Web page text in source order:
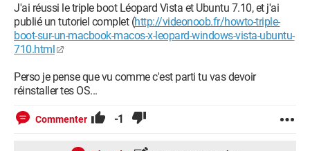
J'ai réussi le triple boot Léopard Vista et Ubuntu 7.10, et j'ai
publié un tutoriel complet (http://videonoob.fr/howto-triple-
boot-sur-un-macbook-macos-x-leopard-windows-vista-ubuntu-
710.html
Perso je pense que vu comme c'est parti tu vas devoir
réinstaller tes OS...
Commenter -1